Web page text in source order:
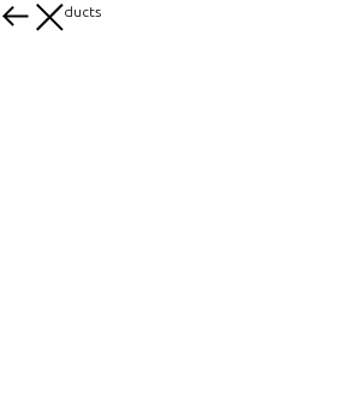
More products